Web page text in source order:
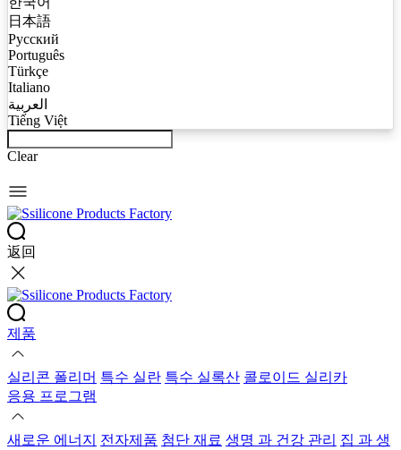
日本語
Русский
Português
Türkçe
Italiano
العربية
Tiếng Việt
Clear
返回
제품
실리콘 폴리머 특수 실란 특수 실록산 콜로이드 실리카
응용 프로그램
새로운 에너지 전자제품 첨단 재료 생명 과 건강 관리 집 과 생